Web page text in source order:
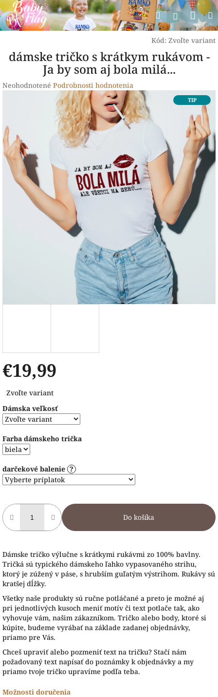
Prejsť
na
obsah
Hľadať
Kód: Zvoľte variant
dámske tričko s krátkym rukávom -
Ja by som aj bola milá...
Priemerné
0,0
z
5
hviezdičiek.
Neohodnotené Podrobnosti hodnotenia
TIP
€19,99
cena:
Zvoľte variant
Dámska veľkosť
Farba dámskeho trička
darčekové balenie ?
Do košíka
Dámske tričko výlučne s krátkymi rukávmi zo 100% bavlny.
Tričká sú typického dámskeho ľahko vypasovaného strihu,
ktorý je zúžený v páse, s hrubším guľatým výstrihom. Rukávy sú
kratšej dĺžky.
Všetky naše produkty sú ručne potláčané a preto je možné aj
pri jednotlivých kusoch meniť motív či text potlače tak, ako
vyhovuje vám, našim zákazníkom. Tričko alebo body, ktoré si
kúpite, budeme vyrábať na základe zadanej objednávky,
priamo pre Vás.
Chceš upraviť alebo pozmeniť text na tričku? Stačí nám
požadovaný text napísať do poznámky k objednávky a my
priamo tvoje tričko upravíme podľa teba.
Možnosti doručenia